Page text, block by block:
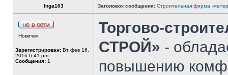
Inga103 Заголовок сообщения: Строительная фирма -
Новичек
Зарегистрирован: Вт фев 16,
2016 6:41 pm
Сообщения: 1
Торгово-
СТРОЙ» -
повышению